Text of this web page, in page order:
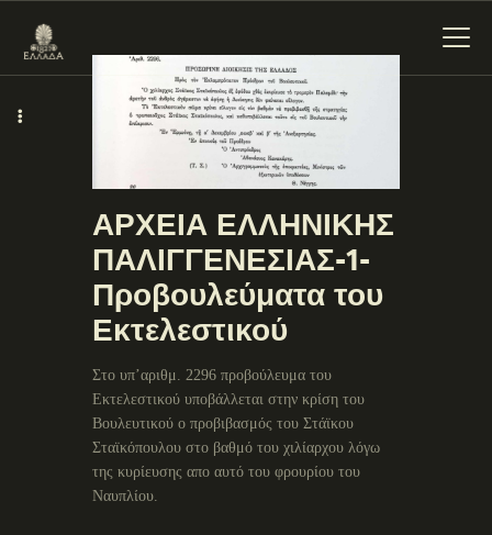
ΕΝΌΤΗΤΕΣ
ΕΥΡΩΣΤΊΝΗ
ΑΡΧΕΙΑ ΕΛΛΗΝΙΚΗΣ
ΠΑΛΙΓΓΕΝΕΣΙΑΣ-1-
Προβουλεύματα του
Εκτελεστικού
Στο υπ’αριθμ. 2296 προβούλευμα του
Εκτελεστικού υποβάλλεται στην κρίση του
Βουλευτικού ο προβιβασμός του Στάϊκου
Σταϊκόπουλου στο βαθμό του χιλίαρχου λόγω
της κυρίευσης απο αυτό του φρουρίου του
Ναυπλίου.